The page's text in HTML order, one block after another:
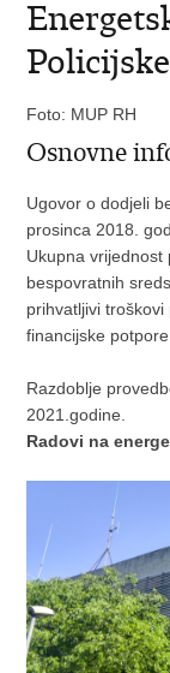
Foto: MUP RH
Osnovne
Ugovor o dodjeli
prosinca 2018.
Ukupna vrijednost
bespovratnih
prihvatljivi
financijske
Razdoblje
2021.godine.
Radovi na